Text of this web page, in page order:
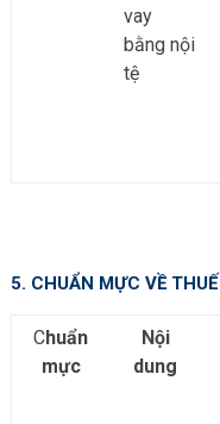
vay
bằng nội
tệ
5. CHUẨN MỰC VỀ
Chuẩn
mực
Nội
dung